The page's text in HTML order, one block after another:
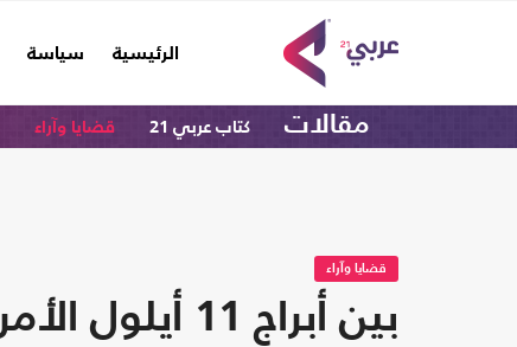
الرئيسية
(current) سياسة
مقالات كتاب عربي 21 قضايا وآراء
قضايا وآراء
بين أبراج 11 أيلول الأمريكية وأبراج 15 أيار الفلسطينية!